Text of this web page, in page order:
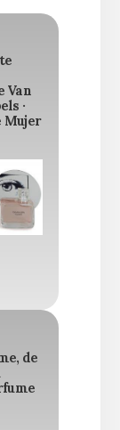
Van
·
Mujer
de